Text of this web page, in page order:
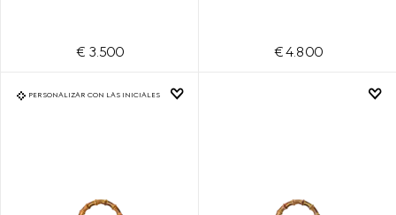
€ 3.500 € 4.800
PERSONALIZAR CON LAS INICIALES